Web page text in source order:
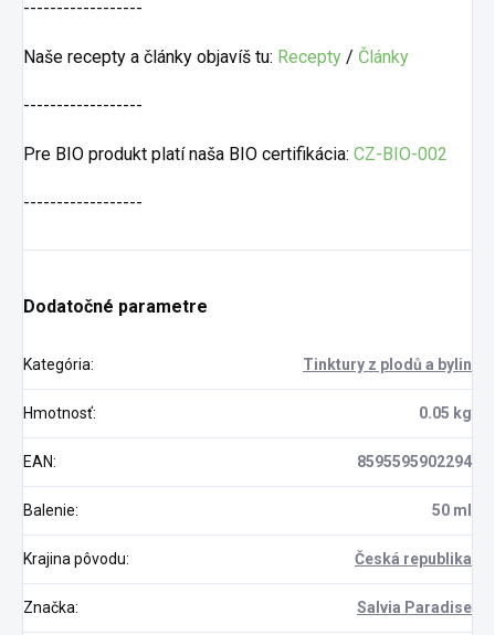
------------------
Naše recepty a články objavíš tu: Recepty / Články
------------------
Pre BIO produkt platí naša BIO certifikácia: CZ-BIO-002
------------------
Dodatočné parametre
Kategória: Tinktury z plodů a bylin
Hmotnosť: 0.05 kg
EAN: 8595595902294
Balenie: 50 ml
Krajina pôvodu: Česká republika
Značka: Salvia Paradise